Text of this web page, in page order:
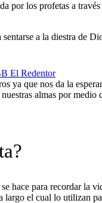
por los profetas a
a la diestra de
ya que nos da la
almas por
hace para recordar la
largo el cual lo utilizan